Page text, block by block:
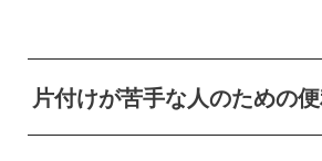
片付けが苦手な人のための